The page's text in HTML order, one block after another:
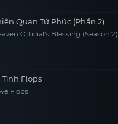
Quan Tứ Phúc (Phần 2)
Official's Blessing (Season 2)
Tình Flops
Flops